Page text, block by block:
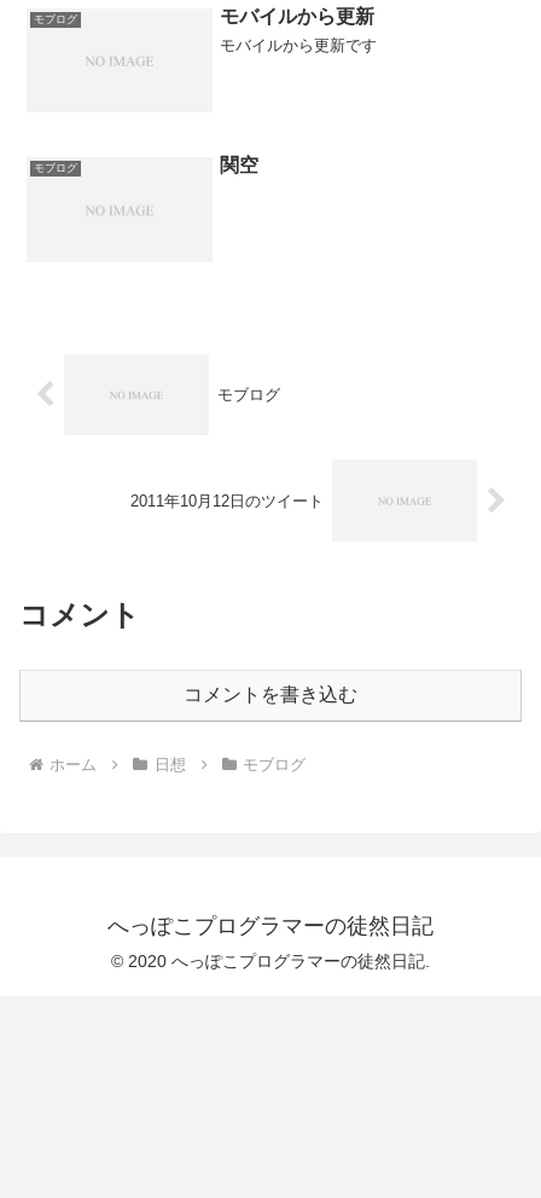
モブログ モバイルから更新
モバイルから更新です
モブログ 関空
モブログ
2011年10月12日のツイート
コメント
コメントを書き込む
ホーム 日想 モブログ
へっぽこプログラマーの徒然日記
© 2020 へっぽこプログラマーの徒然日記.